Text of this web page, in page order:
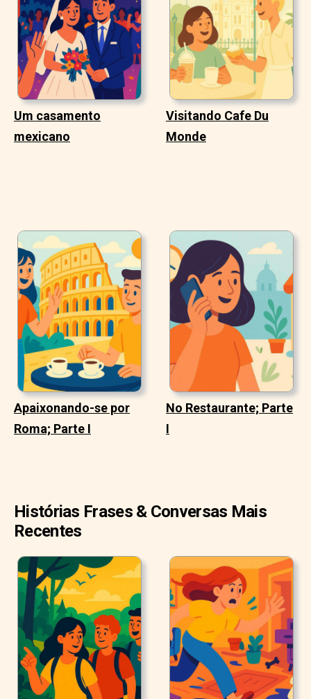
Um casamento
mexicano
Visitando Cafe Du
Monde
Apaixonando-se por
Roma; Parte I
No Restaurante; Parte
I
Histórias Frases & Conversas Mais
Recentes